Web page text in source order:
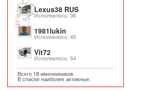
Lexus38 RUS
Исполнилось: 36
1981lukin
Исполнилось: 45
Vit72
Исполнилось: 54
Всего 18 именниников.
В списке наиболее активные.